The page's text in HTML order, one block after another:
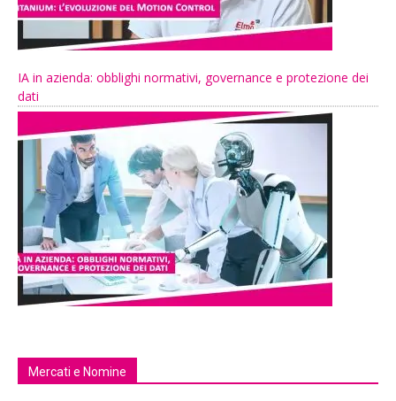
IA in azienda: obblighi normativi, governance e protezione dei
dati
Mercati e Nomine